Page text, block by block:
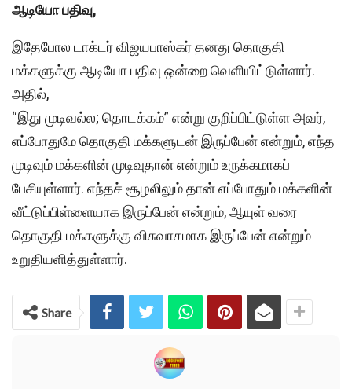
ஆடியோ பதிவு,
இதேபோல டாக்டர் விஜயபாஸ்கர் தனது தொகுதி
மக்களுக்கு ஆடியோ பதிவு ஒன்றை வெளியிட்டுள்ளார்.
அதில்,
“இது முடிவல்ல; தொடக்கம்” என்று குறிப்பிட்டுள்ள அவர்,
எப்போதுமே தொகுதி மக்களுடன் இருப்பேன் என்றும், எந்த
முடிவும் மக்களின் முடிவுதான் என்றும் உருக்கமாகப்
பேசியுள்ளார். எந்தச் சூழலிலும் தான் எப்போதும் மக்களின்
வீட்டுப்பிள்ளையாக இருப்பேன் என்றும், ஆயுள் வரை
தொகுதி மக்களுக்கு விசுவாசமாக இருப்பேன் என்றும்
உறுதியளித்துள்ளார்.
Share